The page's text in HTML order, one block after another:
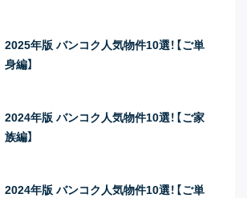
2025年版 バンコク人気物件10選！【ご単
身編】
2024年版 バンコク人気物件10選！【ご家
族編】
2024年版 バンコク人気物件10選！【ご単